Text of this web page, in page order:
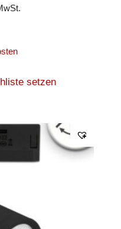
setzen